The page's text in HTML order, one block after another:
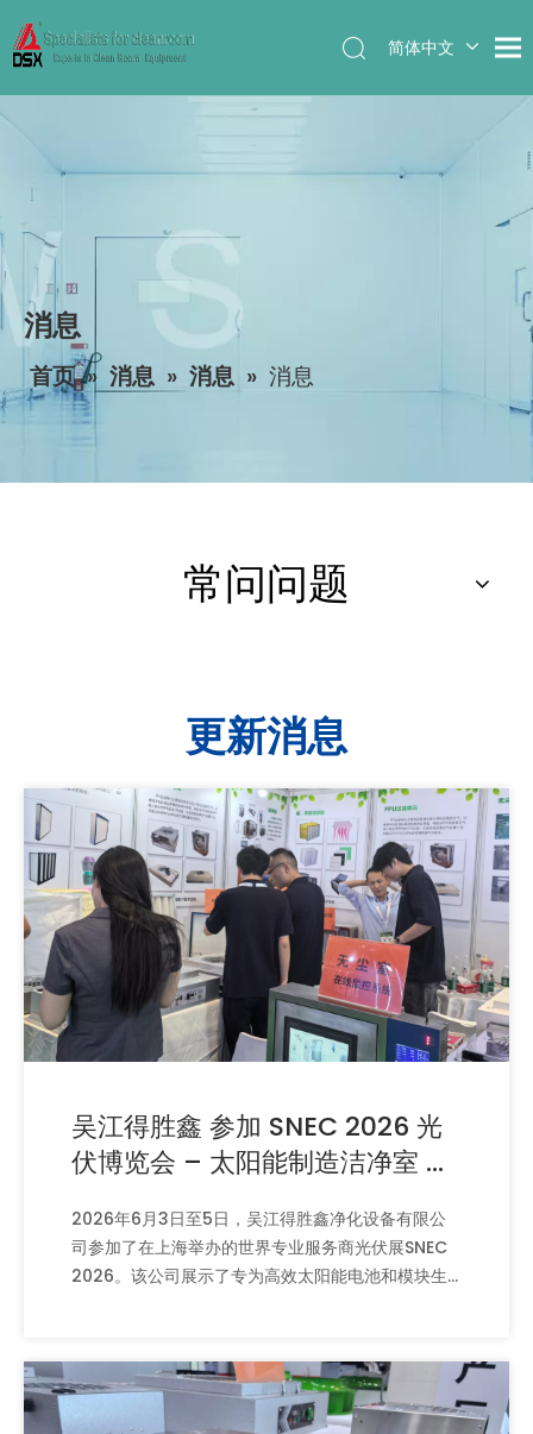
简体中文
消息
首页 » 消息 » 消息 » 消息
常问问题
更新消息
吴江得胜鑫 参加 SNEC 2026 光
伏博览会 – 太阳能制造洁净室 解
2026年6月3日至5日，吴江得胜鑫净化设备有限公
司参加了在上海举办的世界专业服务商光伏展SNEC
2026。该公司展示了专为高效太阳能电池和模块生
持光伏行业。